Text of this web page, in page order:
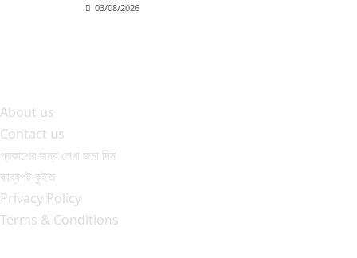
03/08/2026
About us
Contact us
প্রকাশের জন্য লেখা জমা দিন
কাব্যপট কুইজ
Privacy Policy
Terms & Conditions